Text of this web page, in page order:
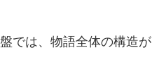
では、物語全体の構造が